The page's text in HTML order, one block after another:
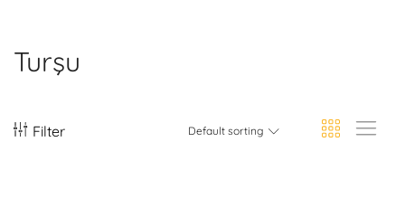
Turşu
Filter Default sorting